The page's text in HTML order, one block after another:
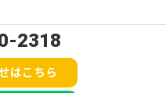
2318
はこちら